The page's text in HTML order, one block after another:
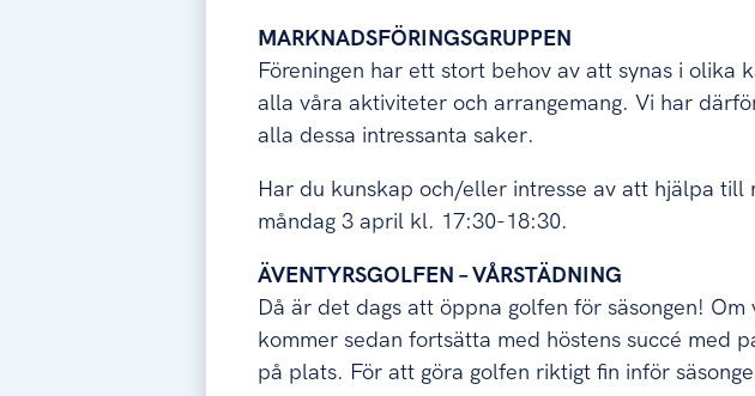
MARKNADSFÖRINGSGRUPPEN
Föreningen har ett stort behov av att synas i
alla våra aktiviteter och arrangemang. Vi har
alla dessa intressanta saker.
Har du kunskap och/eller intresse av att hjälpa
måndag 3 april kl. 17:30-18:30.
ÄVENTYRSGOLFEN – VÅRSTÄDNING
Då är det dags att öppna golfen för säsongen!
kommer sedan fortsätta med höstens succé med
på plats. För att göra golfen riktigt fin inför